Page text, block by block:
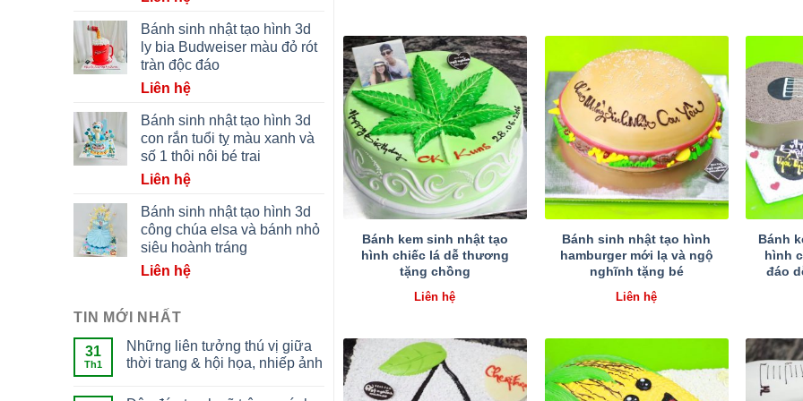
Bánh sinh nhật tạo hình 3d
ly bia Budweiser màu đỏ rót
tràn độc đáo
Liên hệ
Bánh sinh nhật tạo hình 3d
con rắn tuổi tỵ màu xanh và
số 1 thôi nôi bé trai
Liên hệ
Bánh sinh nhật tạo hình 3d
công chúa elsa và bánh nhỏ
siêu hoành tráng
Liên hệ
TIN MỚI NHẤT
31
Th1
Những liên tưởng thú vị giữa
thời trang & hội họa, nhiếp ảnh
Bánh kem sinh nhật tạo
hình chiếc lá dễ thương
tặng chồng
Liên hệ
Bánh sinh nhật tạo hình
hamburger mới lạ và ngộ
nghĩnh tặng bé
Liên hệ
Bánh
hình
đáo